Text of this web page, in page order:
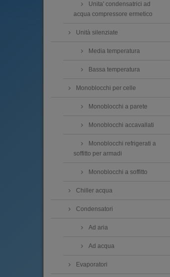
Unita' condensatrici ad
acqua compressore ermetico
Unità silenziate
Media temperatura
Bassa temperatura
Monoblocchi per celle
Monoblocchi a parete
Monoblocchi accavallati
Monoblocchi refrigerati a
soffitto per armadi
Monoblocchi a soffitto
Chiller acqua
Condensatori
Ad aria
Ad acqua
Evaporatori